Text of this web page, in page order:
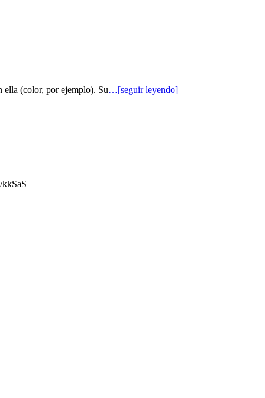
ella (color, por ejemplo). Su…[seguir leyendo]
kkSaS